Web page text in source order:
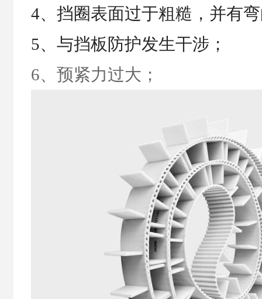
4、挡圈表面过于粗糙，并有
5、与挡板防护发生干涉；
6、预紧力过大；